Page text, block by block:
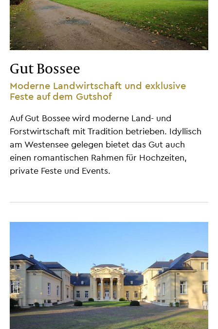
Gut Bossee
Moderne Landwirtschaft und exklusive
Feste auf dem Gutshof
Auf Gut Bossee wird moderne Land- und
Forstwirtschaft mit Tradition betrieben. Idyllisch
am Westensee gelegen bietet das Gut auch
einen romantischen Rahmen für Hochzeiten,
private Feste und Events.